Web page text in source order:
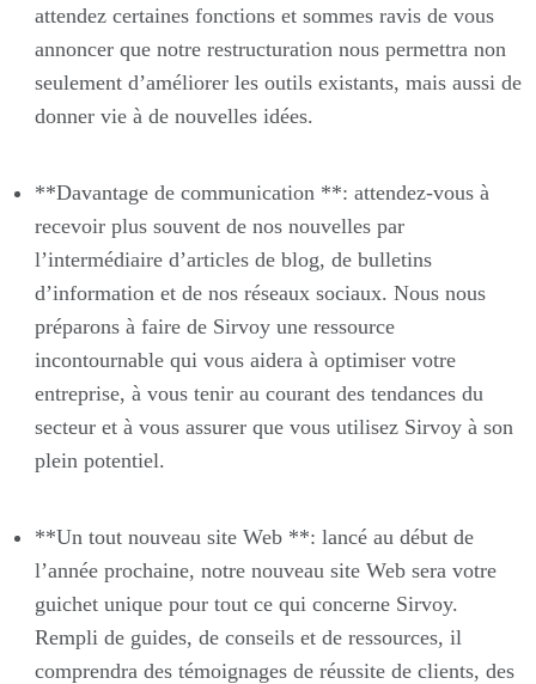
attendez certaines fonctions et sommes ravis de vous
annoncer que notre restructuration nous permettra non
seulement d’améliorer les outils existants, mais aussi de
donner vie à de nouvelles idées.
**Davantage de communication **: attendez-vous à
recevoir plus souvent de nos nouvelles par
l’intermédiaire d’articles de blog, de bulletins
d’information et de nos réseaux sociaux. Nous nous
préparons à faire de Sirvoy une ressource
incontournable qui vous aidera à optimiser votre
entreprise, à vous tenir au courant des tendances du
secteur et à vous assurer que vous utilisez Sirvoy à son
plein potentiel.
**Un tout nouveau site Web **: lancé au début de
l’année prochaine, notre nouveau site Web sera votre
guichet unique pour tout ce qui concerne Sirvoy.
Rempli de guides, de conseils et de ressources, il
comprendra des témoignages de réussite de clients, des